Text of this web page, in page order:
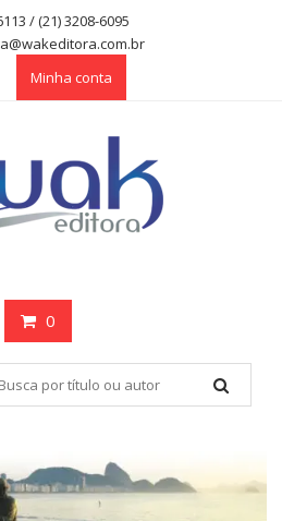
/ (21) 3208-6095
Minha conta
0